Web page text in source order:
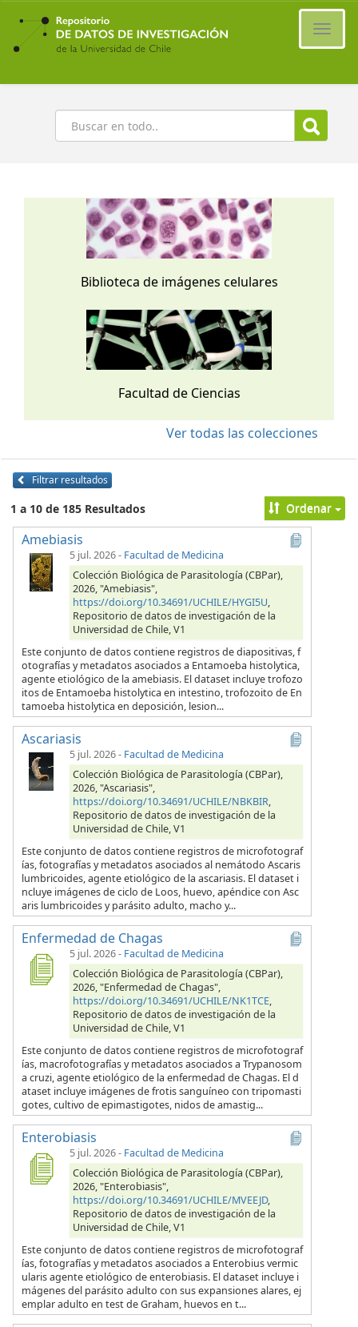
Ir
contenido
principal
Buscar
Biblioteca de imágenes celulares
Facultad de Ciencias
Ver todas las colecciones
Filtrar resultados
1 a 10 de 185 Resultados Ordenar
Amebiasis
5 jul. 2026- Facultad de Medicina
Colección Biológica de Parasitología (CBPar),
2026, "Amebiasis",
https://doi.org/10.34691/UCHILE/HYGI5U,
Repositorio de datos de investigación de la
Universidad de Chile, V1
Este conjunto de datos contiene registros de diapositivas, f
otografías y metadatos asociados a Entamoeba histolytica,
agente etiológico de la amebiasis. El dataset incluye trofozo
itos de Entamoeba histolytica en intestino, trofozoito de En
tamoeba histolytica en deposición, lesion...
Ascariasis
5 jul. 2026- Facultad de Medicina
Colección Biológica de Parasitología (CBPar),
2026, "Ascariasis",
https://doi.org/10.34691/UCHILE/NBKBIR,
Repositorio de datos de investigación de la
Universidad de Chile, V1
Este conjunto de datos contiene registros de microfotograf
ías, fotografías y metadatos asociados al nemátodo Ascaris
lumbricoides, agente etiológico de la ascariasis. El dataset i
ncluye imágenes de ciclo de Loos, huevo, apéndice con Asc
aris lumbricoides y parásito adulto, macho y...
Enfermedad de Chagas
5 jul. 2026- Facultad de Medicina
Colección Biológica de Parasitología (CBPar),
2026, "Enfermedad de Chagas",
https://doi.org/10.34691/UCHILE/NK1TCE,
Repositorio de datos de investigación de la
Universidad de Chile, V1
Este conjunto de datos contiene registros de microfotograf
ías, macrofotografías y metadatos asociados a Trypanosom
a cruzi, agente etiológico de la enfermedad de Chagas. El d
ataset incluye imágenes de frotis sanguíneo con tripomasti
gotes, cultivo de epimastigotes, nidos de amastig...
Enterobiasis
5 jul. 2026- Facultad de Medicina
Colección Biológica de Parasitología (CBPar),
2026, "Enterobiasis",
https://doi.org/10.34691/UCHILE/MVEEJD,
Repositorio de datos de investigación de la
Universidad de Chile, V1
Este conjunto de datos contiene registros de microfotograf
ías, fotografías y metadatos asociados a Enterobius vermic
ularis agente etiológico de enterobiasis. El dataset incluye i
mágenes del parásito adulto con sus expansiones alares, ej
emplar adulto en test de Graham, huevos en t...